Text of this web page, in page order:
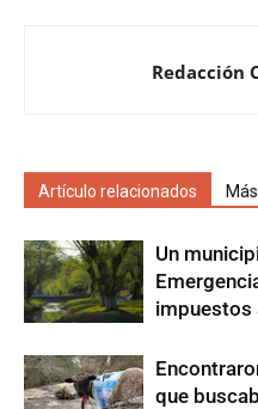
Redacción
Artículo relacionados
Un
impuestos
que